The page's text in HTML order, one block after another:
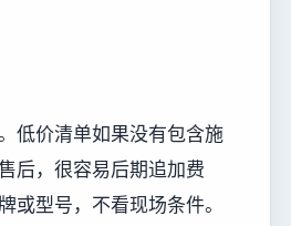
低价清单如果没有包含施
后，很容易后期追加费
或型号，不看现场条件。